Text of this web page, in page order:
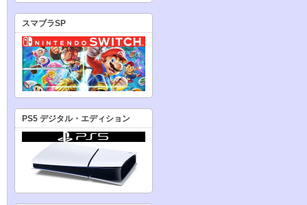
スマブラSP
PS5 デジタル・エディション